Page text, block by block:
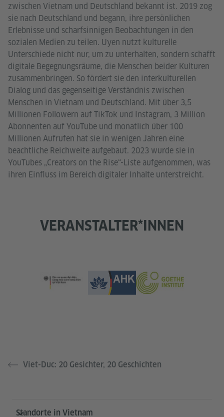
zwischen Vietnam und Deutschland bekannt ist. 2019 zog
sie nach Deutschland und begann, ihre persönlichen
Erlebnisse und scharfsinnigen Beobachtungen in den
sozialen Medien zu teilen. Uyen nutzt kulturelle
Unterschiede nicht nur, um zu unterhalten, sondern schafft
digitale Begegnungsräume, die Menschen beider Kulturen
zusammenbringen. So fördert sie den interkulturellen
Dialog und das gegenseitige Verständnis zwischen
Menschen in Vietnam und Deutschland. Mit über 3,5
Millionen Followern auf TikTok und Instagram, 3 Million
Abonnenten auf YouTube und monatlich über 100
Millionen Aufrufen hat sie in wenigen Jahren eine
beachtliche Reichweite aufgebaut. 2023 wurde sie in
YouTubes „Creators on the Rise“-Liste aufgenommen, was
ihren Einfluss im Bereich digitaler Inhalte unterstreicht.
VERANSTALTER*INNEN
Viet-Duc: 20 Gesichter, 20 Geschichten
Service- und Informationsbereich
Standorte in Vietnam